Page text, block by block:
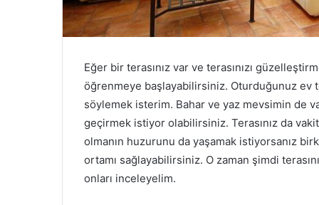
Eğer bir terasınız var ve terasınızı
öğrenmeye başlayabilirsiniz. Oturduğunuz ev
söylemek isterim. Bahar ve yaz mevsimin de
geçirmek istiyor olabilirsiniz. Terasınız da
olmanın huzurunu da yaşamak istiyorsanız
ortamı sağlayabilirsiniz. O zaman şimdi
onları inceleyelim.